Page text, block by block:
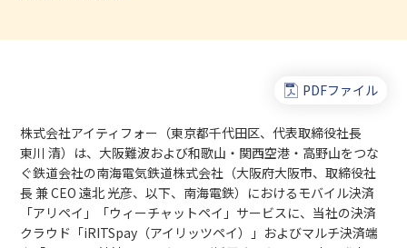
PDFファイル
株式会社アイティフォー（東京都千代田区、代表取締役社長
東川 清）は、大阪難波および和歌山・関西空港・高野山をつな
ぐ鉄道会社の南海電気鉄道株式会社（大阪府大阪市、取締役社
長 兼 CEO 遠北 光彦、以下、南海電鉄）におけるモバイル決済
「アリペイ」「ウィーチャットペイ」サービスに、当社の決済
クラウド「iRITSpay（アイリッツペイ）」およびマルチ決済端